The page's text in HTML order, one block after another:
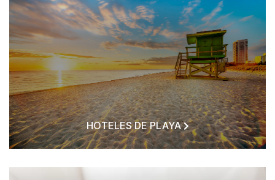
HOTELES DE PLAYA